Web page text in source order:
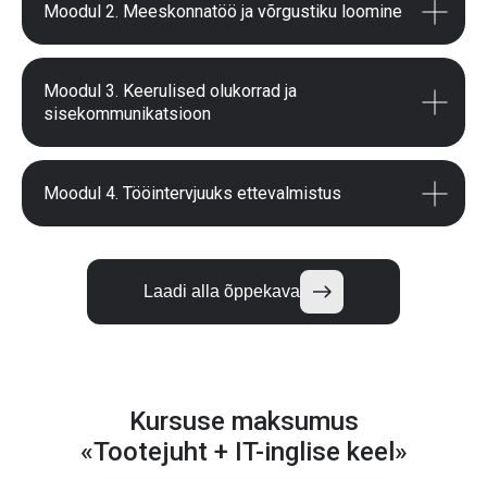
Moodul 2. Meeskonnatöö ja võrgustiku loomine
Moodul 3. Keerulised olukorrad ja
sisekommunikatsioon
Moodul 4. Tööintervjuuks ettevalmistus
Laadi alla õppekava
Kursuse maksumus
«Tootejuht + IT-inglise keel»